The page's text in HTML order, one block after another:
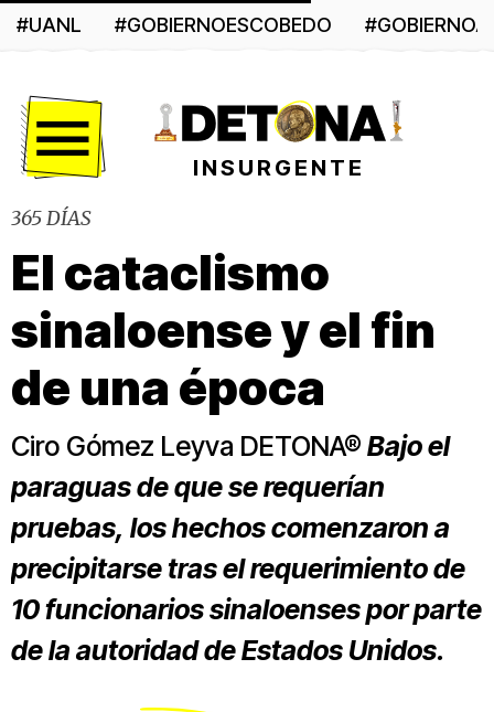
#UANL #GOBIERNOESCOBEDO
INSURGENTE
365 DÍAS
El cataclismo
sinaloense y el fin
de una época
Ciro Gómez Leyva DETONA® Bajo el
paraguas de que se requerían
pruebas, los hechos comenzaron a
precipitarse tras el requerimiento de
10 funcionarios sinaloenses por parte
de la autoridad de Estados Unidos.